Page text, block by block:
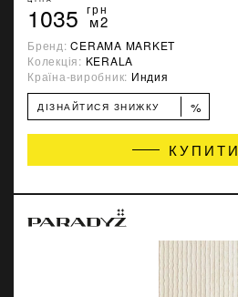
1035 грн
м2
Бренд:CERAMA MARKET
Колекція: KERALA
Країна-виробник: Индия
ДІЗНАЙТИСЯ ЗНИЖКУ %
КУПИТИ